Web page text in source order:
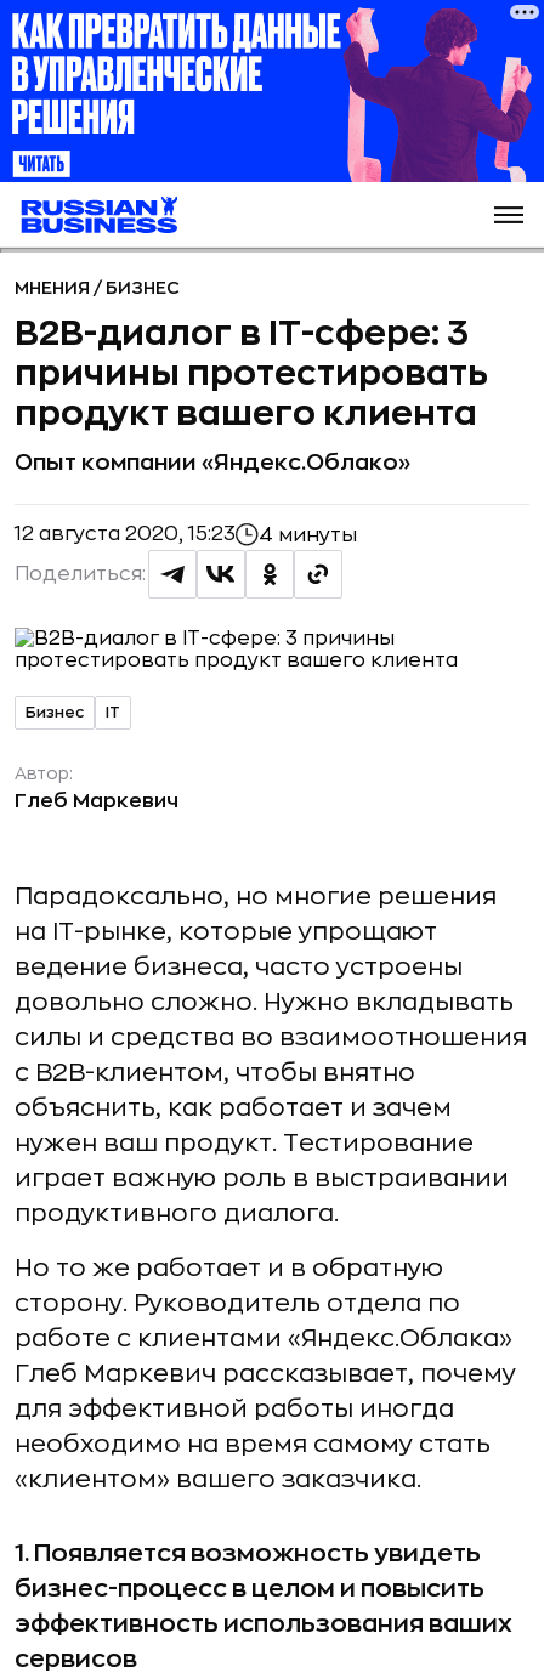
МНЕНИЯ / БИЗНЕС
B2B-диалог в IT-сфере: 3
причины протестировать
продукт вашего клиента
Опыт компании «Яндекс.Облако»
12 августа 2020, 15:23 4 минуты
Поделиться:
Бизнес IT
Автор:
Глеб Маркевич
Парадоксально, но многие решения
на IT-рынке, которые упрощают
ведение бизнеса, часто устроены
довольно сложно. Нужно вкладывать
силы и средства во взаимоотношения
с B2B-клиентом, чтобы внятно
объяснить, как работает и зачем
нужен ваш продукт. Тестирование
играет важную роль в выстраивании
продуктивного диалога.
Но то же работает и в обратную
сторону. Руководитель отдела по
работе с клиентами «Яндекс.Облака»
Глеб Маркевич рассказывает, почему
для эффективной работы иногда
необходимо на время самому стать
«клиентом» вашего заказчика.
1. Появляется возможность увидеть
бизнес-процесс в целом и повысить
эффективность использования ваших
сервисов